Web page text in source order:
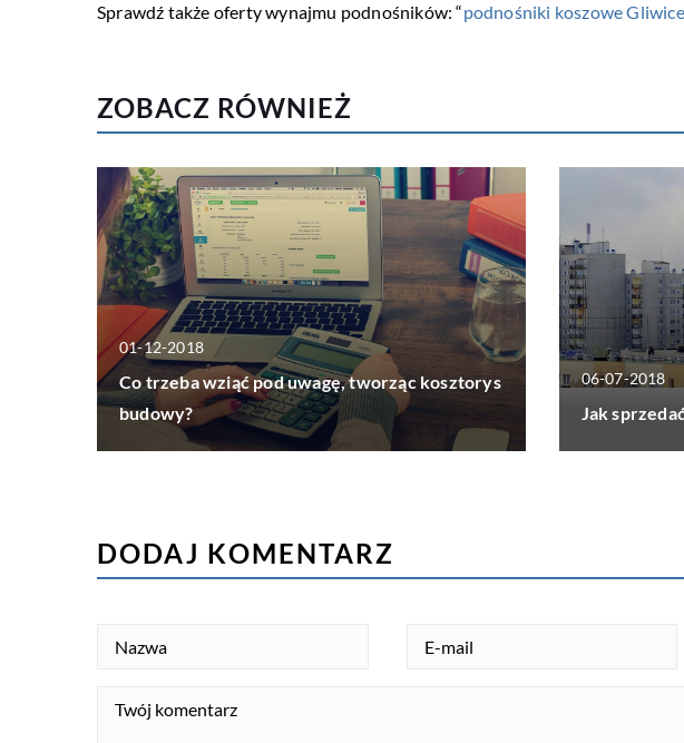
Sprawdź także oferty wynajmu podnośników: “podnośniki koszowe Gliwice
ZOBACZ RÓWNIEŻ
01-12-2018
Co trzeba wziąć pod uwagę, tworząc kosztorys
budowy?
06-07-2018
Jak
DODAJ KOMENTARZ